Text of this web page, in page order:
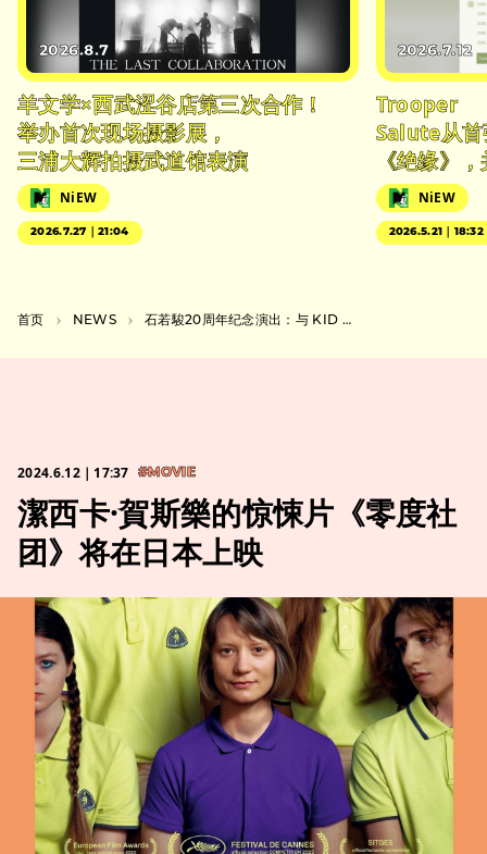
2026.8.7
羊文学×西武涩谷店第三次合作！
举办首次现场摄影展，
三浦大辉拍摄武道馆表演
NiEW
2026.7.27｜21:04
2026.7.12
Trooper
Salute从首
《绝缘》
NiEW
2026.5.21｜18:32
首页 NEWS 石若駿20周年纪念演出：与 KID FRESINO、君島大空、CRCK/LCKS等人的两天活动
2024.6.12｜17:37 #MOVIE
潔西卡·賀斯樂的惊悚片《零度社
团》将在日本上映